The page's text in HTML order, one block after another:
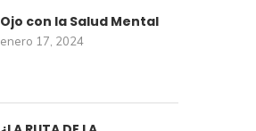
Ojo con la Salud Mental
enero 17, 2024